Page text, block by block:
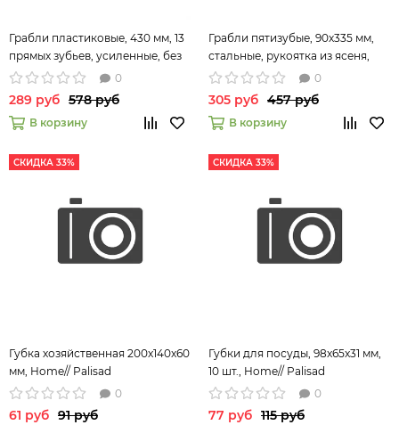
Грабли пластиковые, 430 мм, 13
прямых зубьев, усиленные, без
черенка, LUXE Palisad 61738
0
289 руб 578 руб
В корзину
Грабли пятизубые, 90х335 мм,
стальные, рукоятка из ясеня,
LUXE// Palisad
0
305 руб 457 руб
В корзину
СКИДКА 33%
Губка хозяйственная 200x140x60
мм, Home// Palisad
0
61 руб 91 руб
СКИДКА 33%
Губки для посуды, 98x65x31 мм,
10 шт., Home// Palisad
0
77 руб 115 руб